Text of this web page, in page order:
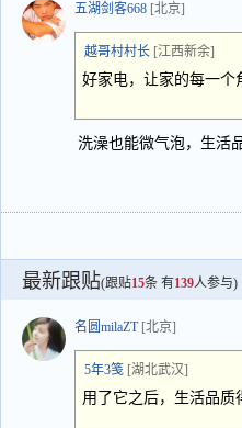
五湖剑客668 [北京]
越哥村村长 [江西新余]
好家电，让家的每一个
洗澡也能微气泡，生活
最新跟贴(跟贴15条 有139人参与)
名圆milaZT [北京]
5年3笺 [湖北武汉]
用了它之后，生活品质